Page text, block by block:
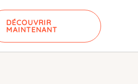
DÉCOUVRIR
MAINTENANT